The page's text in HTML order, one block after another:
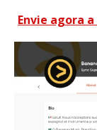
Envie agora